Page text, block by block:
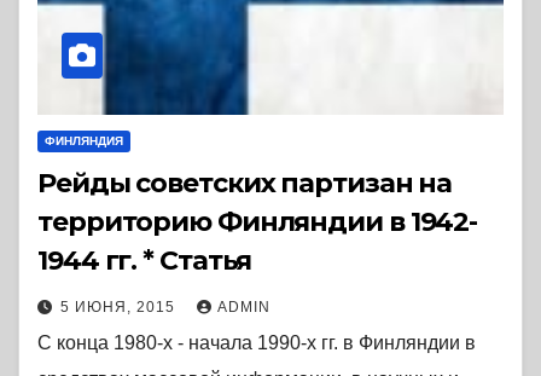
ФИНЛЯНДИЯ
Рейды советских партизан на
территорию Финляндии в 1942-
1944 гг. * Статья
5 ИЮНЯ, 2015 ADMIN
C конца 1980-х - начала 1990-х гг. в Финляндии в